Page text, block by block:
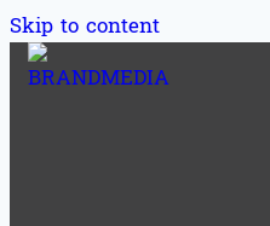
Skip to content